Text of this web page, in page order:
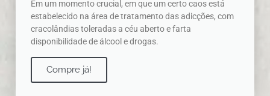
Em um momento crucial, em que um certo caos está
estabelecido na área de tratamento das adicções, com
cracolândias toleradas a céu aberto e farta
disponibilidade de álcool e drogas.
Compre já!